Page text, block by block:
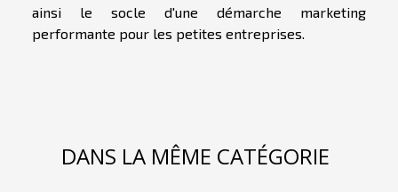
ainsi le socle d'une démarche marketing
performante pour les petites entreprises.
DANS LA MÊME CATÉGORIE